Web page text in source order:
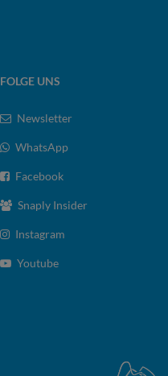
FOLGE UNS
Newsletter
WhatsApp
Facebook
Snaply Insider
Instagram
Youtube